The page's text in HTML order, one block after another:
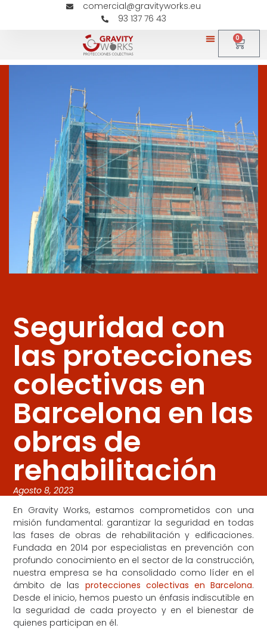
comercial@gravityworks.eu
93 137 76 43
0
Seguridad con
las protecciones
colectivas en
Barcelona en las
obras de
rehabilitación
Agosto 8, 2023
En Gravity Works, estamos comprometidos con una
misión fundamental: garantizar la seguridad en todas
las fases de obras de rehabilitación y edificaciones.
Fundada en 2014 por especialistas en prevención con
profundo conocimiento en el sector de la construcción,
nuestra empresa se ha consolidado como líder en el
ámbito de las protecciones colectivas en Barcelona.
Desde el inicio, hemos puesto un énfasis indiscutible en
la seguridad de cada proyecto y en el bienestar de
quienes participan en él.